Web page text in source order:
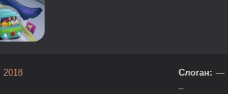
2018
Слоган: —
–